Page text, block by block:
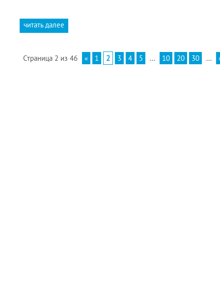
читать далее
Страница 2 из 46 « 1 2 3 4 5 ... 10 20 30 ...